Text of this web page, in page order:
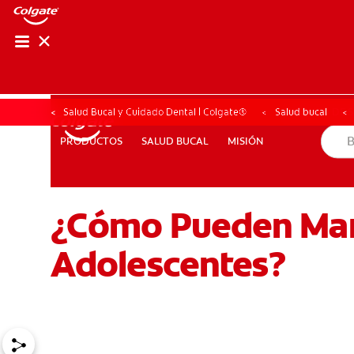
PRODUCTOS SALUD BUCAL MISIÓN
PARA PROFESIONALES CUPONES EC (ES)
PRODUCTOS SALUD BUCAL MISIÓN
CHEQUEO DE
Salud Bucal y Cuidado Dental | Colgate® Salud bucal
¿Cómo Pueden
Adolescentes?